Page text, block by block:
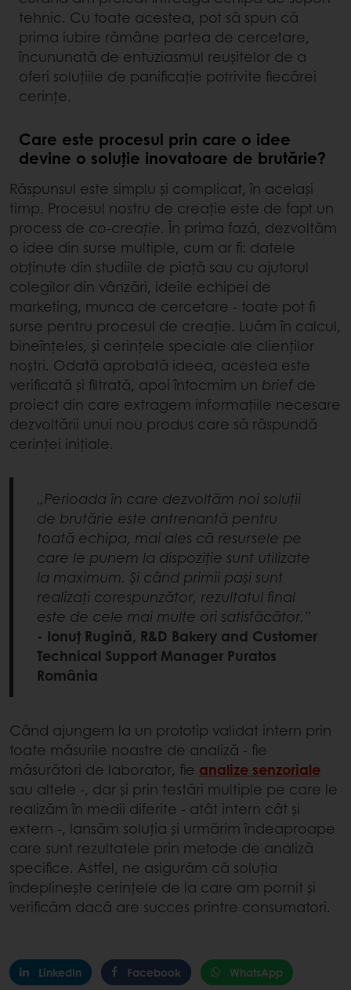
tehnic. Cu toate acestea, pot să spun că
prima iubire rămâne partea de cercetare,
încununată de entuziasmul reușitelor de a
oferi soluțiile de panificație potrivite fiecărei
cerințe.
Care este procesul prin care o idee
devine o soluție inovatoare de brutărie?
Răspunsul este simplu și complicat, în același
timp. Procesul nostru de creație este de fapt un
process de co-creație. În prima fază, dezvoltăm
o idee din surse multiple, cum ar fi: datele
obținute din studiile de piață sau cu ajutorul
colegilor din vânzări, ideile echipei de
marketing, munca de cercetare - toate pot fi
surse pentru procesul de creație. Luăm în calcul,
bineînțeles, și cerințele speciale ale clienților
noștri. Odată aprobată ideea, acestea este
verificată și filtrată, apoi întocmim un brief de
proiect din care extragem informațiile necesare
dezvoltării unui nou produs care să răspundă
cerinței inițiale.
„Perioada în care dezvoltăm noi soluții
de brutărie este antrenantă pentru
toată echipa, mai ales că resursele pe
care le punem la dispoziție sunt utilizate
la maximum. Și când primii pași sunt
realizați corespunzător, rezultatul final
este de cele mai multe ori satisfăcător.”
- Ionuț Rugină, R&D Bakery and Customer
Technical Support Manager Puratos
România
Când ajungem la un prototip validat intern prin
toate măsurile noastre de analiză - fie
măsurători de laborator, fie analize senzoriale
sau altele -, dar și prin testări multiple pe care le
realizăm în medii diferite - atât intern cât și
extern -, lansăm soluția și urmărim îndeaproape
care sunt rezultatele prin metode de analiză
specifice. Astfel, ne asigurăm că soluția
îndeplinește cerințele de la care am pornit și
verificăm dacă are succes printre consumatori.
LinkedIn Facebook WhatsApp